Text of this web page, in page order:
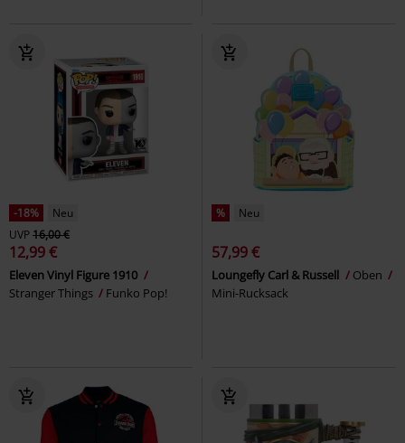
-18%
Neu
UVP16,00 €
12,99 €
Eleven Vinyl Figure 1910
Stranger Things
Funko Pop!
% Neu
57,99 €
Loungefly Carl & Russell
Oben
Mini-Rucksack